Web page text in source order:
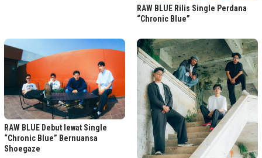
RAW BLUE Rilis Single Perdana
“Chronic Blue”
RAW BLUE Debut lewat Single
“Chronic Blue” Bernuansa
Shoegaze